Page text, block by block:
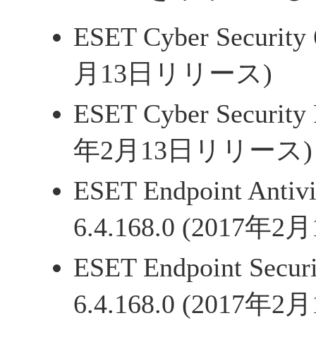
ESET Cyber
月13日リリース)
ESET Cyber
年2月13日リリース)
ESET Endpoint
6.4.168.0 (2017年2
ESET Endpoint
6.4.168.0 (2017年2